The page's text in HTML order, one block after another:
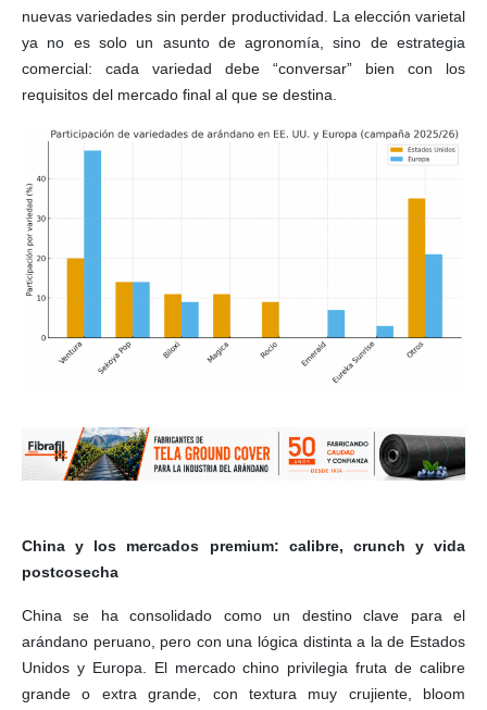
nuevas variedades sin perder productividad. La elección varietal
ya no es solo un asunto de agronomía, sino de estrategia
comercial: cada variedad debe “conversar” bien con los
requisitos del mercado final al que se destina.
China y los mercados premium: calibre, crunch y vida
postcosecha
China se ha consolidado como un destino clave para el
arándano peruano, pero con una lógica distinta a la de Estados
Unidos y Europa. El mercado chino privilegia fruta de calibre
grande o extra grande, con textura muy crujiente, bloom